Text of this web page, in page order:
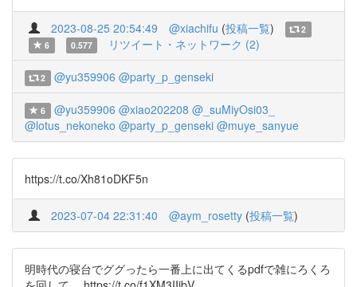
2023-08-25 20:54:49 @xiachifu (投稿一覧)
2
6
0.577 リツイート・ネットワーク (2)
2 @yu359906 @party_p_genseki
6 @yu359906 @xiao202208 @_suMiyOsi03_
@lotus_nekoneko @party_p_genseki @muye_sanyue
https://t.co/Xh81oDKF5n
2023-07-04 22:31:40 @aym_rosetty (投稿一覧)
明時代の寝台でググったら一番上に出てくるpdfで雑にろくろ